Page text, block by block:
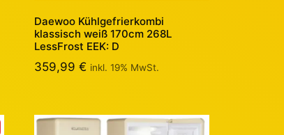
Daewoo Kühlgefrierkombi
klassisch weiß 170cm 268L
LessFrost EEK: D
359,99€ inkl. 19% MwSt.